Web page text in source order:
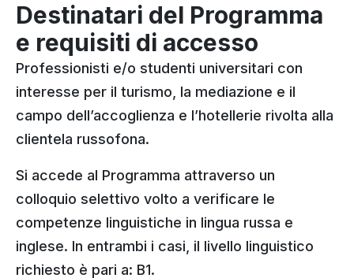
Destinatari del Programma
e requisiti di accesso
Professionisti e/o studenti universitari con
interesse per il turismo, la mediazione e il
campo dell’accoglienza e l’hotellerie rivolta alla
clientela russofona.
Si accede al Programma attraverso un
colloquio selettivo volto a verificare le
competenze linguistiche in lingua russa e
inglese. In entrambi i casi, il livello linguistico
richiesto è pari a: B1.